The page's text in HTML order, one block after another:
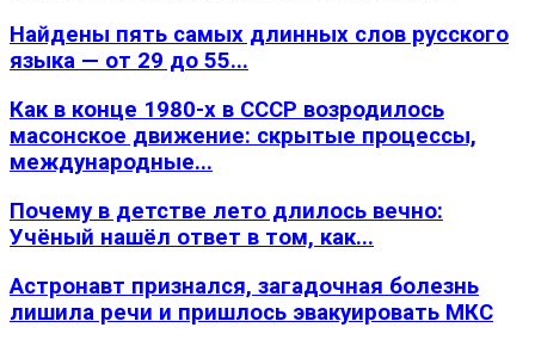
Найдены пять самых длинных слов русского
языка — от 29 до 55...
Как в конце 1980-х в СССР возродилось
масонское движение: скрытые процессы,
международные...
Почему в детстве лето длилось вечно:
Учёный нашёл ответ в том, как...
Астронавт признался, загадочная болезнь
лишила речи и пришлось эвакуировать МКС